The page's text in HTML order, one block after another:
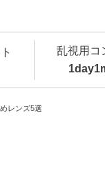
レンズ5選
乱視用コ
1day